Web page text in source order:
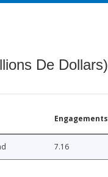
De Dollars)
Engagements
7.16